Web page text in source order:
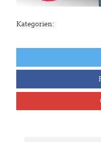
Kategorien: